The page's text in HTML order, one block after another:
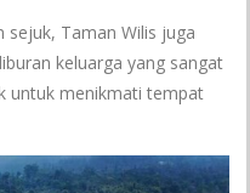
sejuk, Taman Wilis juga
keluarga yang sangat
untuk menikmati tempat